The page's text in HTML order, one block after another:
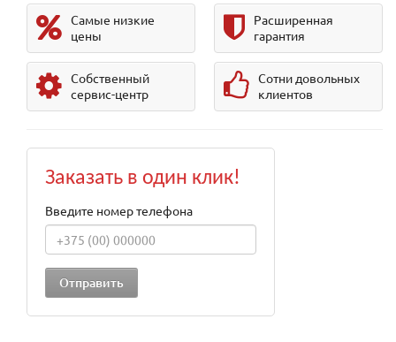
Самые низкие
цены
Расширенная
гарантия
Собственный
сервис-центр
Сотни довольных
клиентов
Заказать в один клик!
Введите номер телефона